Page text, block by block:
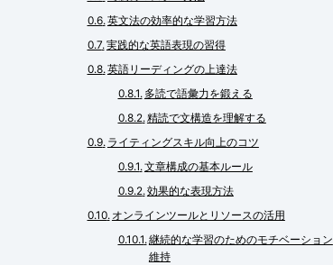
英文法の効率的な学習方法
実践的な英語表現の習得
英語リーディングの上達法
多読で語彙力を鍛える
精読で文構造を理解する
ライティングスキル向上のコツ
文章構成の基本ルール
効果的な表現方法
オンラインツールとリソースの活用
継続的な学習のためのモチベーション
維持